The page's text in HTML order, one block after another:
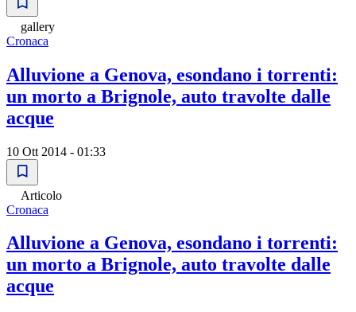
gallery
Cronaca
Alluvione a Genova, esondano i torrenti:
un morto a Brignole, auto travolte dalle
acque
10 Ott 2014 - 01:33
Articolo
Cronaca
Alluvione a Genova, esondano i torrenti:
un morto a Brignole, auto travolte dalle
acque